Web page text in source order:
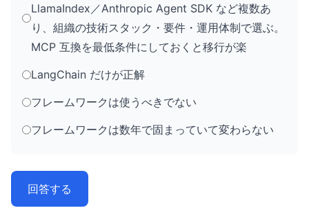
LlamaIndex／Anthropic Agent SDK など複数あ
り、組織の技術スタック・要件・運用体制で選ぶ。
MCP 互換を最低条件にしておくと移行が楽
LangChain だけが正解
フレームワークは使うべきでない
フレームワークは数年で固まっていて変わらない
回答する